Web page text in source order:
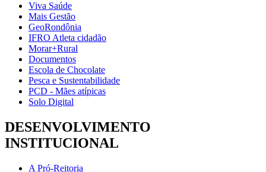
Viva Saúde
Mais Gestão
GeoRondônia
IFRO Atleta cidadão
Morar+Rural
Documentos
Escola de Chocolate
Pesca e Sustentabilidade
PCD - Mães atípicas
Solo Digital
DESENVOLVIMENTO
INSTITUCIONAL
A Pró-Reitoria